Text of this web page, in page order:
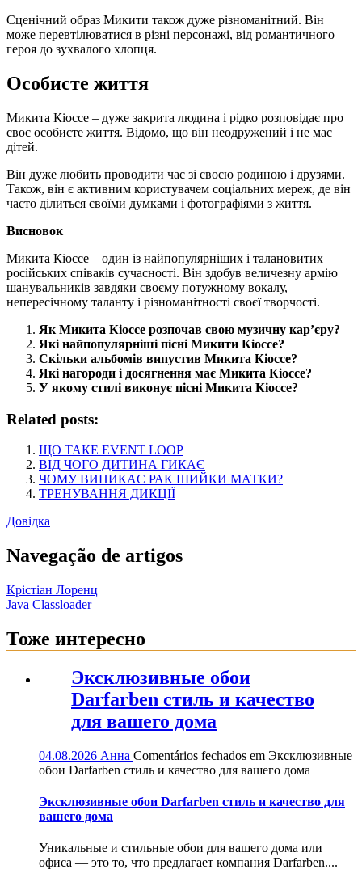
Сценічний образ Микити також дуже різноманітний. Він
може перевтілюватися в різні персонажі, від романтичного
героя до зухвалого хлопця.
Особисте життя
Микита Кіоссе – дуже закрита людина і рідко розповідає про
своє особисте життя. Відомо, що він неодружений і не має
дітей.
Він дуже любить проводити час зі своєю родиною і друзями.
Також, він є активним користувачем соціальних мереж, де він
часто ділиться своїми думками і фотографіями з життя.
Висновок
Микита Кіоссе – один із найпопулярніших і талановитих
російських співаків сучасності. Він здобув величезну армію
шанувальників завдяки своєму потужному вокалу,
непересічному таланту і різноманітності своєї творчості.
Як Микита Кіоссе розпочав свою музичну кар’єру?
Які найпопулярніші пісні Микити Кіоссе?
Скільки альбомів випустив Микита Кіоссе?
Які нагороди і досягнення має Микита Кіоссе?
У якому стилі виконує пісні Микита Кіоссе?
Related posts:
ЩО ТАКЕ EVENT LOOP
ВІД ЧОГО ДИТИНА ГИКАЄ
ЧОМУ ВИНИКАЄ РАК ШИЙКИ МАТКИ?
ТРЕНУВАННЯ ДИКЦІЇ
Довідка
Navegação de artigos
Крістіан Лоренц
Java Classloader
Тоже интересно
Эксклюзивные обои
Darfarben стиль и качество
для вашего дома
04.08.2026 Анна Comentários fechados em Эксклюзивные
обои Darfarben стиль и качество для вашего дома
Эксклюзивные обои Darfarben стиль и качество для
вашего дома
Уникальные и стильные обои для вашего дома или
офиса — это то, что предлагает компания Darfarben....